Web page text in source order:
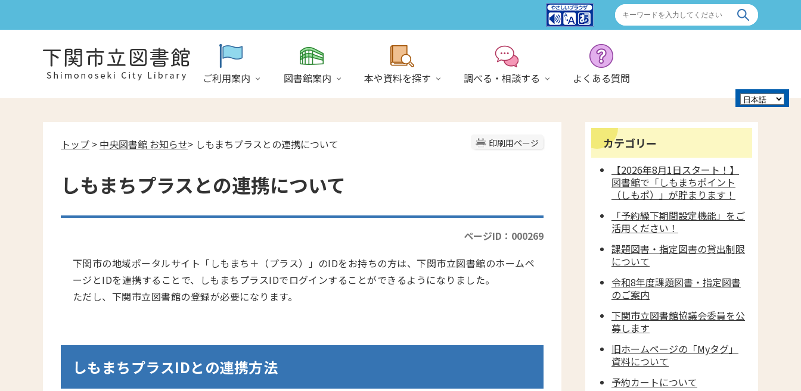
ご利用案内 図書館案内 本や資料を探す 調べる・相談する よくある質問
印刷用ページ
トップ > 中央図書館 お知らせ> しもまちプラスとの連携について
しもまちプラスとの連携について
ページID：000269
下関市の地域ポータルサイト「しもまち＋（プラス）」のIDをお持ちの方は、下関市立図書館のホームペ
ージとIDを連携することで、しもまちプラスIDでログインすることができるようになりました。
ただし、下関市立図書館の登録が必要になります。
しもまちプラスIDとの連携方法
カテゴリー
【2026年8月1日スタート！】
図書館で「しもまちポイント
（しもポ）」が貯まります！
「予約繰下期間設定機能」をご
活用ください！
課題図書・指定図書の貸出制限
について
令和8年度課題図書・指定図書
のご案内
下関市立図書館協議会委員を公
募します
旧ホームページの「Myタグ」
資料について
予約カートについて